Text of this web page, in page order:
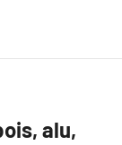
alu,